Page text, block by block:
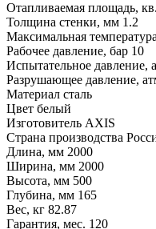
Отапливаемая площадь,
Толщина стенки, мм 1.2
Максимальная
Рабочее давление, бар 10
Испытательное давление,
Разрушающее давление,
Материал сталь
Цвет белый
Изготовитель AXIS
Страна производства
Длина, мм 2000
Ширина, мм 2000
Высота, мм 500
Глубина, мм 165
Вес, кг 82.87
Гарантия, мес. 120